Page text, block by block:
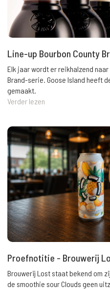
Line-up Bourbon County
Elk jaar wordt er reikhalzend
Brand-serie. Goose Island heeft
gemaakt.
Verder lezen
Proefnotitie - Brouwerij
Brouwerij Lost staat bekend om
de smoothie sour Clouds geen